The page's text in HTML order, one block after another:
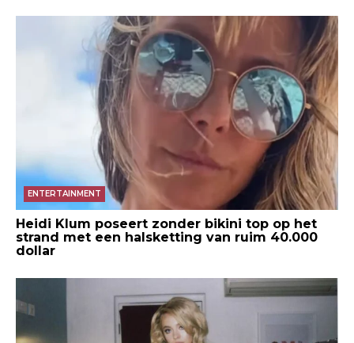
ENTERTAINMENT
Heidi Klum poseert zonder bikini top op het
strand met een halsketting van ruim 40.000
dollar